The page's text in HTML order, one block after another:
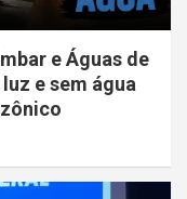
e Águas de
e sem água